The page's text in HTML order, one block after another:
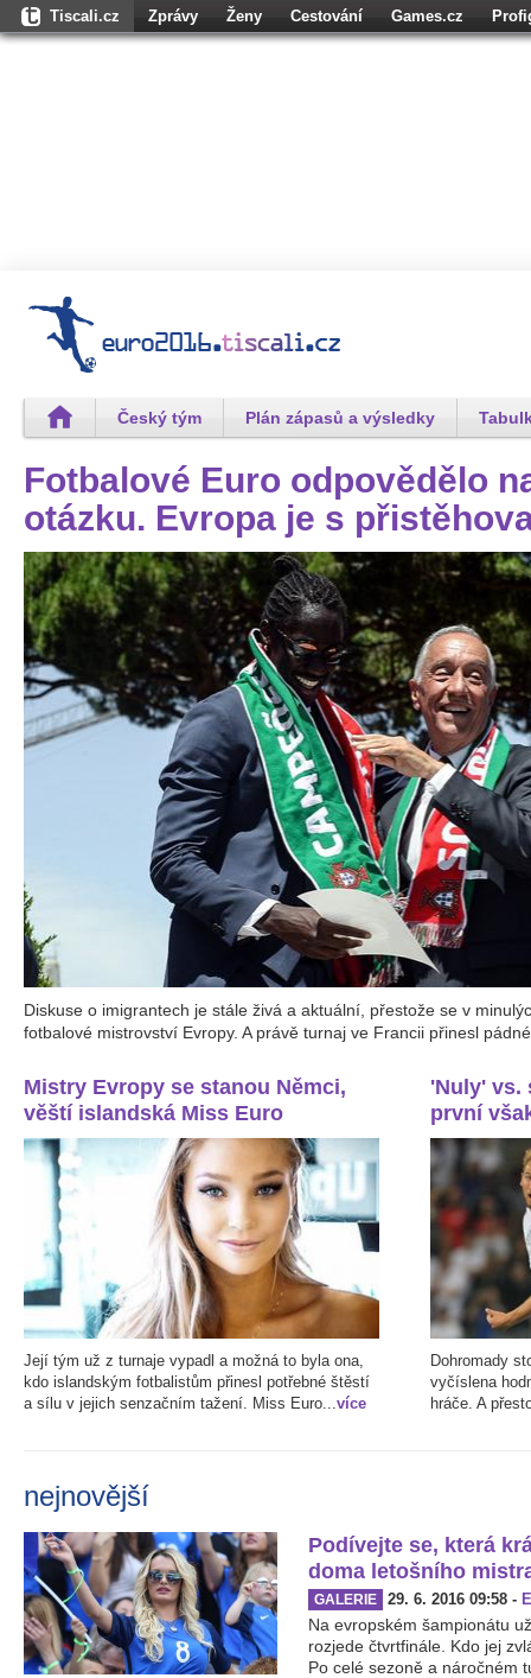
Tiscali.cz Zprávy Ženy Cestování Games.cz
Český tým Plán zápasů a výsledky
Fotbalové Euro odpovědělo
otázku. Evropa je s
Diskuse o imigrantech je stále živá a aktuální, přestože se v
fotbalové mistrovství Evropy. A právě turnaj ve Francii přinesl
Mistry Evropy se stanou Němci,
věští islandská Miss Euro
Její tým už z turnaje vypadl a možná to byla ona,
kdo islandským fotbalistům přinesl potřebné štěstí
a sílu v jejich senzačním tažení. Miss Euro...více
'Nuly' vs.
první
Dohromady
vyčíslena
hráče. A
nejnovější
Podívejte se, která
doma letošního
GALERIE 29. 6. 2016 09:58 -
Na evropském šampionátu
rozjede čtvrtfinále. Kdo jej
Po celé sezoně a náročném